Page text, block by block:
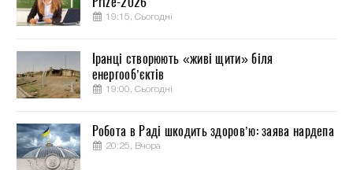
19:15, Сьогодні
Іранці створюють «живі щити» біля
енергооб’єктів
19:00, Сьогодні
Робота в Раді шкодить здоров’ю: заява нардепа
20:25, Вчора